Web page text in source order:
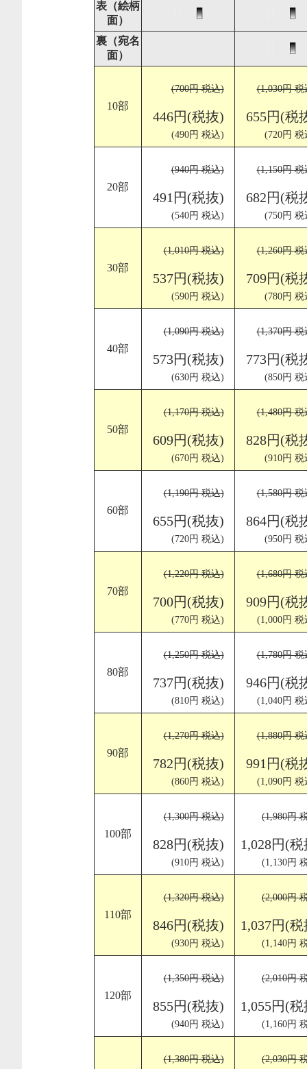
表（絵柄
面）
裏（宛名
面）
10部
(700円 税込)
446円(税抜)
(490円 税込)
(1,030円 税
655円(税
(720円 税
20部
(940円 税込)
491円(税抜)
(540円 税込)
(1,150円 税
682円(税
(750円 税
30部
(1,010円 税込)
537円(税抜)
(590円 税込)
(1,260円 税
709円(税
(780円 税
40部
(1,090円 税込)
573円(税抜)
(630円 税込)
(1,370円 税
773円(税
(850円 税
50部
(1,170円 税込)
609円(税抜)
(670円 税込)
(1,480円 税
828円(税
(910円 税
60部
(1,190円 税込)
655円(税抜)
(720円 税込)
(1,580円 税
864円(税
(950円 税
70部
(1,220円 税込)
700円(税抜)
(770円 税込)
(1,680円 税
909円(税
(1,000円 税
80部
(1,250円 税込)
737円(税抜)
(810円 税込)
(1,780円 税
946円(税
(1,040円 税
90部
(1,270円 税込)
782円(税抜)
(860円 税込)
(1,880円 税
991円(税
(1,090円 税
100部
(1,300円 税込)
828円(税抜)
(910円 税込)
(1,980円
1,028円(
(1,130円
110部
(1,320円 税込)
846円(税抜)
(930円 税込)
(2,000円
1,037円(
(1,140円
120部
(1,350円 税込)
855円(税抜)
(940円 税込)
(2,010円
1,055円(
(1,160円
(1,380円 税込) (2,030円